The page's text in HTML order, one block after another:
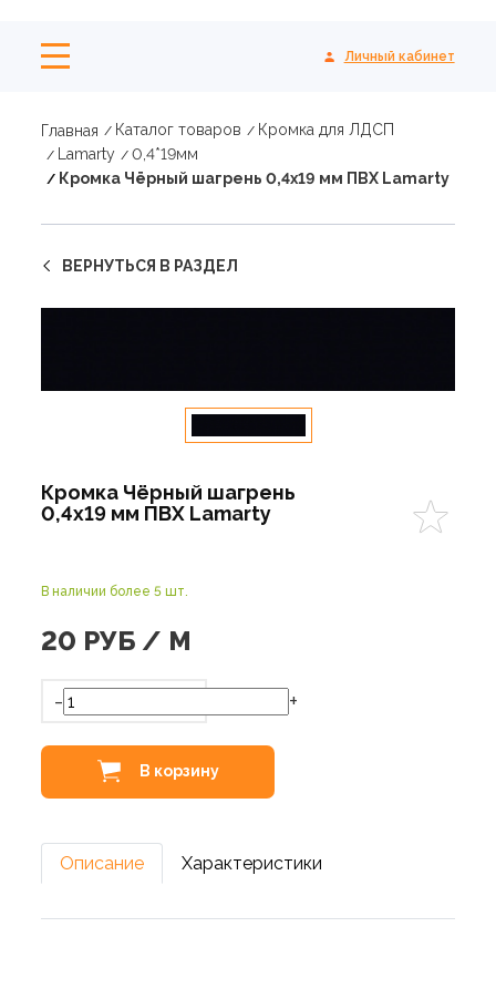
Личный кабинет
Главная Каталог товаров
Кромка для ЛДСП
Lamarty
0,4*19мм
Кромка Чёрный шагрень 0,4х19 мм ПВХ Lamarty
ВЕРНУТЬСЯ В РАЗДЕЛ
Кромка Чёрный шагрень
0,4х19 мм ПВХ Lamarty
В наличии более 5 шт.
20 РУБ / М
- +
В корзину
Описание Характеристики